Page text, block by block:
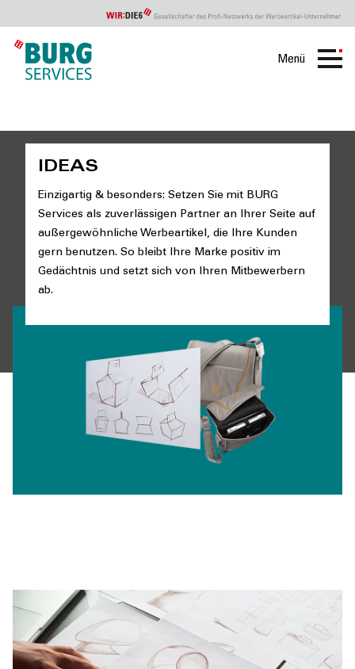
Menü
IDEAS
IDEAS
Einzigartig & besonders: Setzen Sie mit BURG
Services als zuverlässigen Partner an Ihrer Seite auf
außergewöhnliche Werbeartikel, die Ihre Kunden
gern benutzen. So bleibt Ihre Marke positiv im
Gedächtnis und setzt sich von Ihren Mitbewerbern
ab.